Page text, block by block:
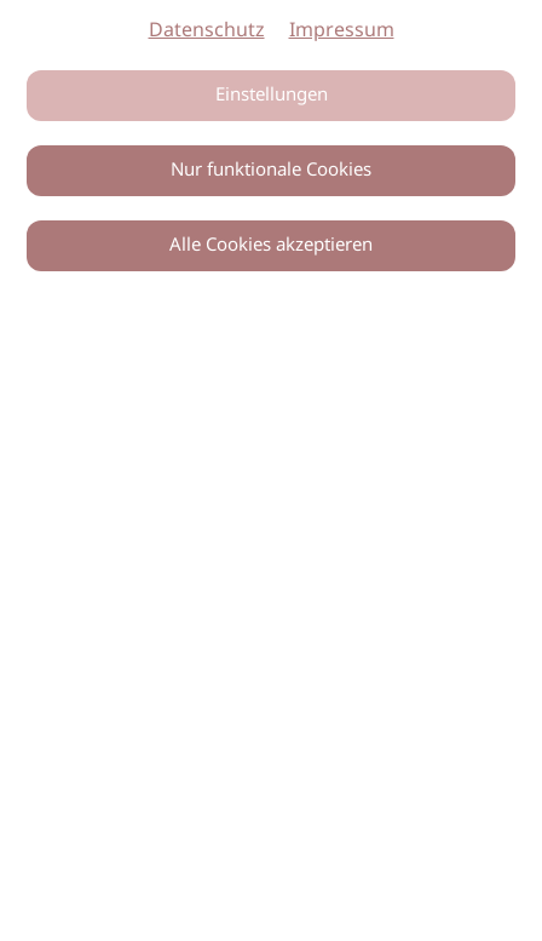
0
Datenschutz Impressum
Einstellungen
Nur funktionale Cookies
Alle Cookies akzeptieren